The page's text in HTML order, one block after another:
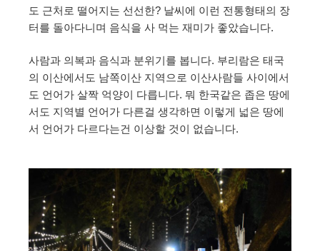
도 근처로 떨어지는 선선한? 날씨에 이런 전통형태의 장
터를 돌아다니며 음식을 사 먹는 재미가 좋았습니다.
사람과 의복과 음식과 분위기를 봅니다. 부리람은 태국
의 이산에서도 남쪽이산 지역으로 이산사람들 사이에서
도 언어가 살짝 억양이 다릅니다. 뭐 한국같은 좁은 땅에
서도 지역별 언어가 다른걸 생각하면 이렇게 넓은 땅에
서 언어가 다르다는건 이상할 것이 없습니다.